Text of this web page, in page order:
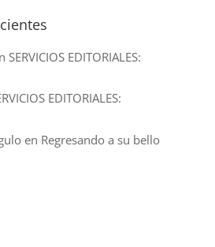
SERVICIOS EDITORIALES:
EDITORIALES:
en Regresando a su bello